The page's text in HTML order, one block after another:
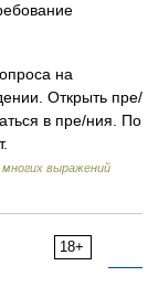
на
Открыть пре/
в пре/ния. По
выражений
18+